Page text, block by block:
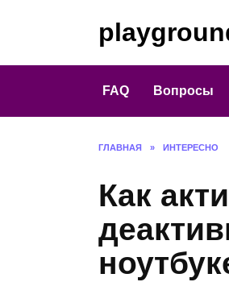
FAQ Вопросы
ГЛАВНАЯ » ИНТЕРЕСНО
Как